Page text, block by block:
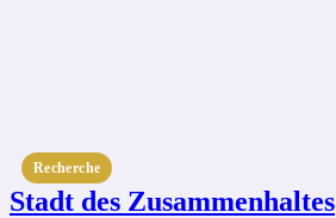
Recherche
Stadt des Zusammenhaltes